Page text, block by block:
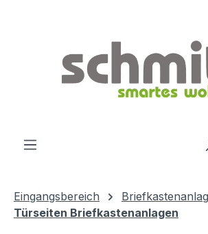
Eingangsbereich
Türseiten Briefkastenanlagen